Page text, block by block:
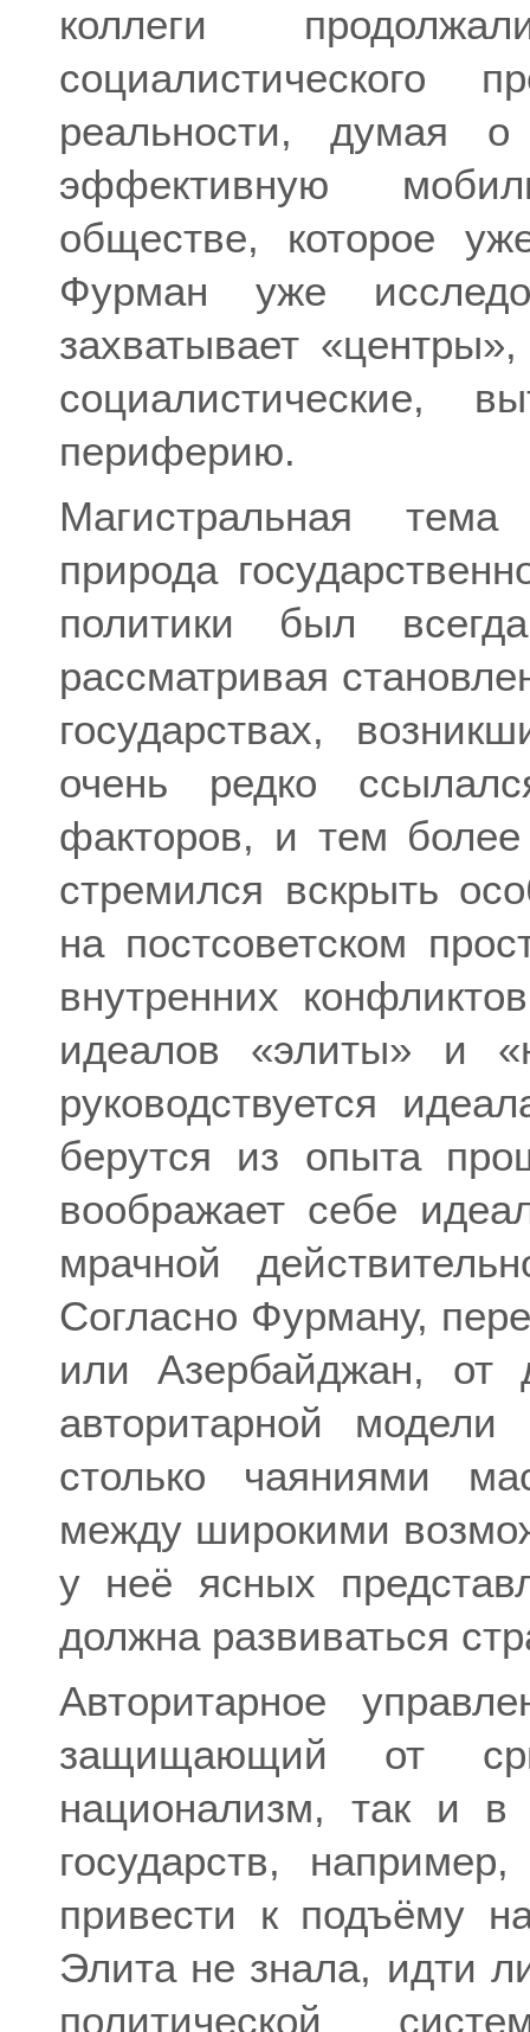
коллеги
социалистического
реальности, думая
эффективную
обществе, которое
Фурман уже
захватывает
социалистические,
периферию.
Магистральная
природа
политики был
рассматривая
государствах,
очень редко
факторов, и тем
стремился вскрыть
на постсоветском
внутренних
идеалов «элиты» и
руководствуется
берутся из опыта
воображает себе
мрачной
Согласно Фурману,
или Азербайджан, от
авторитарной
столько чаяниями
между широкими
у неё ясных
должна развиваться
Авторитарное
защищающий от
национализм, так и в
государств,
привести к подъёму
Элита не знала, идти
политической